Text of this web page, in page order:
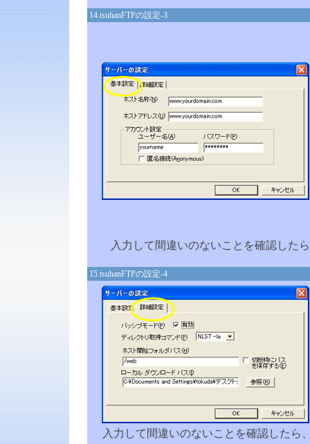
14.tsuhanFTPの設定-3
入力して間違いのないことを確認した
15.tsuhanFTPの設定-4
入力して間違いのないことを確認したら